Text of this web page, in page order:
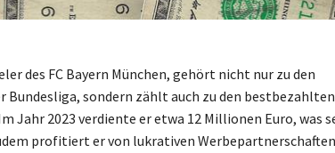
des FC Bayern München, gehört nicht nur zu den
Bundesliga, sondern zählt auch zu den bestbezahlten
Jahr 2023 verdiente er etwa 12 Millionen Euro, was
profitiert er von lukrativen